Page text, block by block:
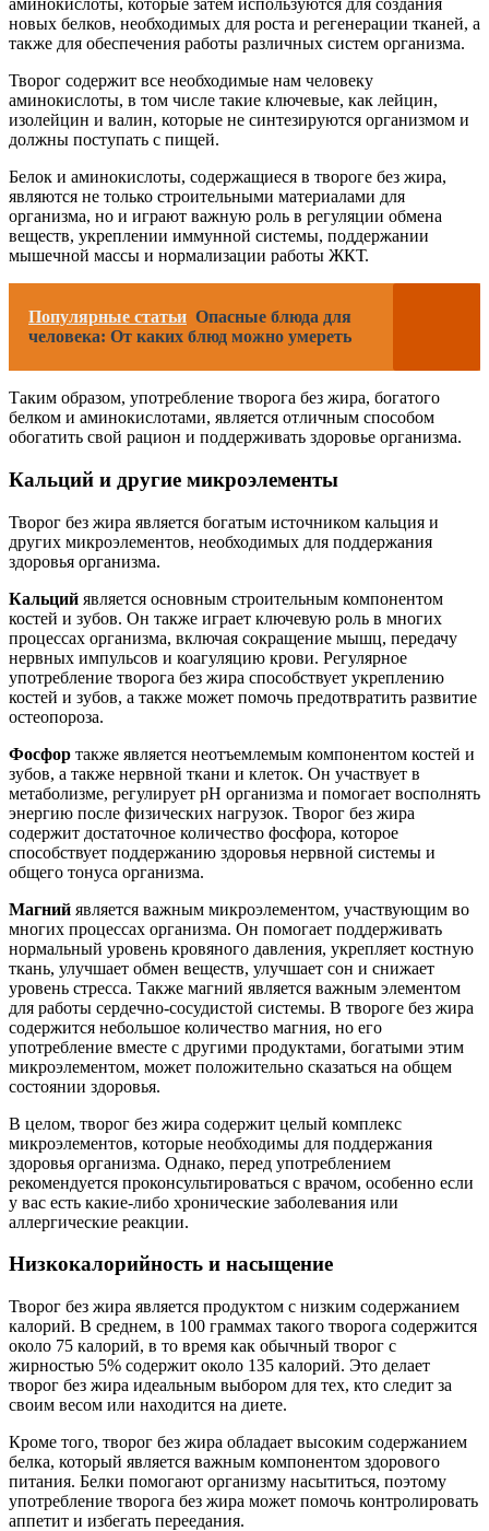
аминокислоты, которые затем используются для создания
новых белков, необходимых для роста и регенерации тканей, а
также для обеспечения работы различных систем организма.
Творог содержит все необходимые нам человеку
аминокислоты, в том числе такие ключевые, как лейцин,
изолейцин и валин, которые не синтезируются организмом и
должны поступать с пищей.
Белок и аминокислоты, содержащиеся в твороге без жира,
являются не только строительными материалами для
организма, но и играют важную роль в регуляции обмена
веществ, укреплении иммунной системы, поддержании
мышечной массы и нормализации работы ЖКТ.
Популярные статьи Опасные блюда для
человека: От каких блюд можно умереть
Таким образом, употребление творога без жира, богатого
белком и аминокислотами, является отличным способом
обогатить свой рацион и поддерживать здоровье организма.
Кальций и другие микроэлементы
Творог без жира является богатым источником кальция и
других микроэлементов, необходимых для поддержания
здоровья организма.
Кальций является основным строительным компонентом
костей и зубов. Он также играет ключевую роль в многих
процессах организма, включая сокращение мышц, передачу
нервных импульсов и коагуляцию крови. Регулярное
употребление творога без жира способствует укреплению
костей и зубов, а также может помочь предотвратить развитие
остеопороза.
Фосфор также является неотъемлемым компонентом костей и
зубов, а также нервной ткани и клеток. Он участвует в
метаболизме, регулирует рН организма и помогает восполнять
энергию после физических нагрузок. Творог без жира
содержит достаточное количество фосфора, которое
способствует поддержанию здоровья нервной системы и
общего тонуса организма.
Магний является важным микроэлементом, участвующим во
многих процессах организма. Он помогает поддерживать
нормальный уровень кровяного давления, укрепляет костную
ткань, улучшает обмен веществ, улучшает сон и снижает
уровень стресса. Также магний является важным элементом
для работы сердечно-сосудистой системы. В твороге без жира
содержится небольшое количество магния, но его
употребление вместе с другими продуктами, богатыми этим
микроэлементом, может положительно сказаться на общем
состоянии здоровья.
В целом, творог без жира содержит целый комплекс
микроэлементов, которые необходимы для поддержания
здоровья организма. Однако, перед употреблением
рекомендуется проконсультироваться с врачом, особенно если
у вас есть какие-либо хронические заболевания или
аллергические реакции.
Низкокалорийность и насыщение
Творог без жира является продуктом с низким содержанием
калорий. В среднем, в 100 граммах такого творога содержится
около 75 калорий, в то время как обычный творог с
жирностью 5% содержит около 135 калорий. Это делает
творог без жира идеальным выбором для тех, кто следит за
своим весом или находится на диете.
Кроме того, творог без жира обладает высоким содержанием
белка, который является важным компонентом здорового
питания. Белки помогают организму насытиться, поэтому
употребление творога без жира может помочь контролировать
аппетит и избегать переедания.